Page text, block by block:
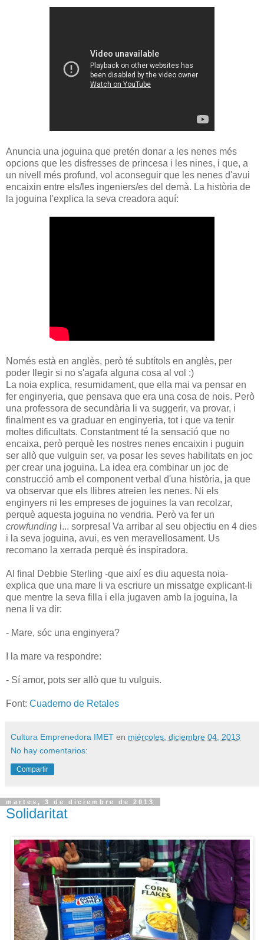
Anuncia una joguina que pretén donar a les nenes més
opcions que les disfresses de princesa i les nines, i que, a
un nivell més profund, vol aconseguir que les nenes d'avui
encaixin entre els/les ingeniers/es del demà. La història de
la joguina l'explica la seva creadora aquí:
Només està en anglès, però té subtítols en anglès, per
poder llegir si no s'agafa alguna cosa al vol :)
La noia explica, resumidament, que ella mai va pensar en
fer enginyeria, que pensava que era una cosa de nois. Però
una professora de secundària li va suggerir, va provar, i
finalment es va graduar en enginyeria, tot i que va tenir
moltes dificultats. Constantment té la sensació que no
encaixa, però perquè les nostres nenes encaixin i puguin
ser allò que vulguin ser, va posar les seves habilitats en joc
per crear una joguina. La idea era combinar un joc de
construcció amb el component verbal d'una història, ja que
va observar que els llibres atreien les nenes. Ni els
enginyers ni les empreses de joguines la van recolzar,
perquè aquesta joguina no vendria. Però va fer un
crowfunding i... sorpresa! Va arribar al seu objectiu en 4 dies
i la seva joguina, avui, es ven meravellosament. Us
recomano la xerrada perquè és inspiradora.
Al final Debbie Sterling -que així es diu aquesta noia-
explica que una mare li va escriure un missatge explicant-li
que mentre la seva filla i ella jugaven amb la joguina, la
nena li va dir:
- Mare, sóc una enginyera?
I la mare va respondre:
- Sí amor, pots ser allò que tu vulguis.
Font: Cuaderno de Retales
Cultura Emprenedora IMET en miércoles, diciembre 04, 2013
No hay comentarios:
Compartir
martes, 3 de diciembre de 2013
Solidaritat